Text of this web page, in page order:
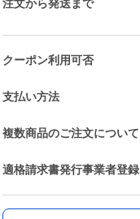
注文から発送まで
クーポン利用可否
支払い方法
複数商品のご注文について
適格請求書発行事業者登録